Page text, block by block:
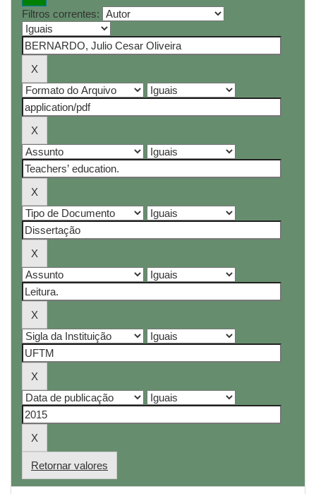
Filtros correntes:
Retornar valores